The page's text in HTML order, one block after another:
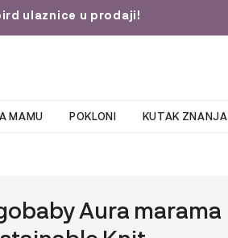
ulaznice u prodaji!
MAMU POKLONI KUTAK ZNANJA
Aura marama